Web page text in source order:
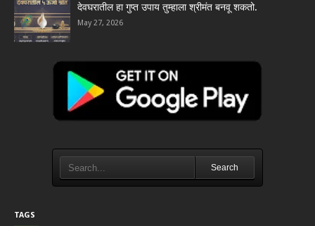
देवघरातील हा गुप्त उपाय तुम्हाला श्रीमंत बनवू शकतो.
May 27, 2026
Search
TAGS